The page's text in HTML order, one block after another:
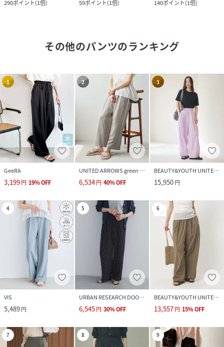
100% （C#2ブラック） ポリエステル90% ポリ
ウレタン10%
サイズ
クリーニング 手洗い可
品番
RZ2182_35520550005
35520550005-83-3K RZ2182
290ポイント(1倍)
59ポイント(1倍)
140ポイント(1倍)
その他のパンツのランキング
1
GeeRA
3,199円 19%OFF
2
UNITED ARROWS green label relaxing
6,534円 40%OFF
3
BEAUTY&YOUTH UNITED ARROWS
15,950円
4
VIS
5,489円
5
URBAN RESEARCH DOORS
6,545円 30%OFF
6
BEAUTY&YOUTH UNITED ARROWS
13,557円 15%OFF
7 8 9